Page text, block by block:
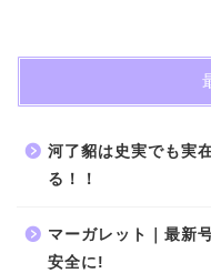
河了貂は史実でも実
る！！
マーガレット｜最新
安全に!